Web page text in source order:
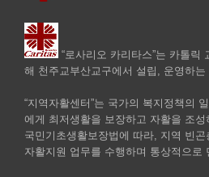
“로사리오 카리타스”는 카톨릭
해 천주교부산교구에서 설립, 운영하
“지역자활센터”는 국가의 복지정책의
에게 최저생활을 보장하고 자활을 조
국민기초생활보장법에 따라, 지역 빈
자활지원 업무를 수행하며 통상적으로